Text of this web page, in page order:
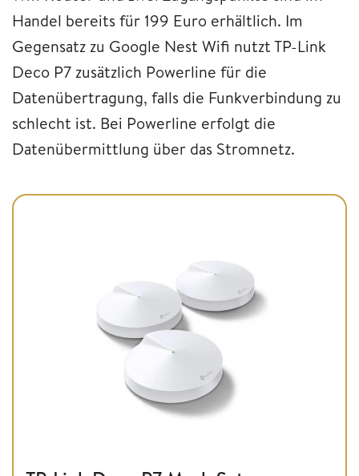
Handel bereits für 199 Euro erhältlich. Im
Gegensatz zu Google Nest Wifi nutzt TP-Link
Deco P7 zusätzlich Powerline für die
Datenübertragung, falls die Funkverbindung zu
schlecht ist. Bei Powerline erfolgt die
Datenübermittlung über das Stromnetz.